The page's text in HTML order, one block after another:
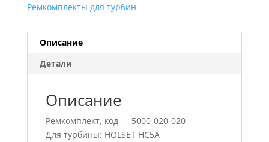
Ремкомплекты для турбин
Описание
Детали
Описание
Ремкомплект, код — 5000-020-020
Для турбины: HOLSET HC5A